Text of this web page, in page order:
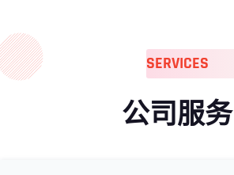
SERVICES
公司服务